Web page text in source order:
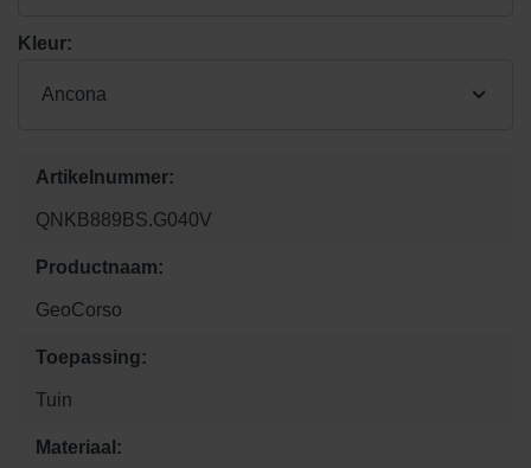
Kleur:
Ancona
Artikelnummer:
QNKB889BS.G040V
Productnaam:
GeoCorso
Toepassing:
Tuin
Materiaal: